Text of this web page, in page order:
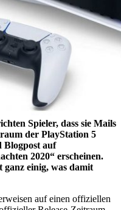
Spieler, dass sie Mails
der PlayStation 5
Blogpost auf
2020“ erscheinen.
ganz einig, was damit
auf einen offiziellen